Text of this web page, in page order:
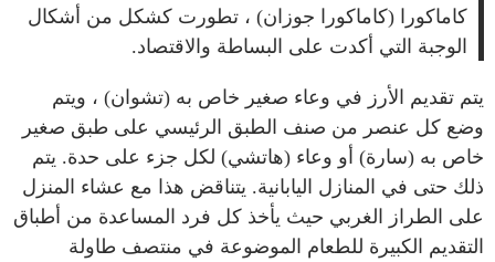
كاماكورا (كاماكورا جوزان) ، تطورت كشكل من أشكال
الوجبة التي أكدت على البساطة والاقتصاد.
يتم تقديم الأرز في وعاء صغير خاص به (تشوان) ، ويتم
وضع كل عنصر من صنف الطبق الرئيسي على طبق صغير
خاص به (سارة) أو وعاء (هاتشي) لكل جزء على حدة. يتم
ذلك حتى في المنازل اليابانية. يتناقض هذا مع عشاء المنزل
على الطراز الغربي حيث يأخذ كل فرد المساعدة من أطباق
التقديم الكبيرة للطعام الموضوعة في منتصف طاولة